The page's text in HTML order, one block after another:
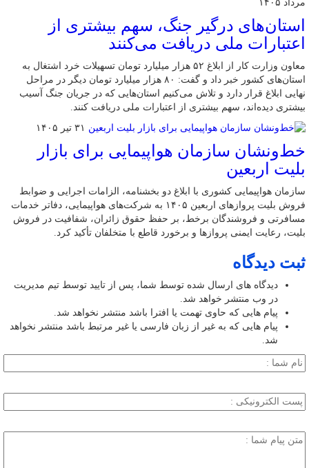
مرداد ۱۴۰۵
استان‌های درگیر جنگ، سهم بیشتری از
اعتبارات ملی دریافت می‌کنند
معاون وزارت کار از ابلاغ ۵۲ هزار میلیارد تومان تسهیلات خرد اشتغال به
استان‌های کشور خبر داد و گفت: ۸۰ هزار میلیارد تومان دیگر در مراحل
نهایی ابلاغ قرار دارد و تلاش می‌کنیم استان‌هایی که در جریان جنگ آسیب
بیشتری دیده‌اند، سهم بیشتری از اعتبارات ملی دریافت کنند.
۳۱ تیر ۱۴۰۵
خط‌ونشان سازمان هواپیمایی برای بازار
بلیت اربعین
سازمان هواپیمایی کشوری با ابلاغ دو بخشنامه، الزامات اجرایی و ضوابط
فروش بلیت پروازهای اربعین ۱۴۰۵ به شرکت‌های هواپیمایی، دفاتر خدمات
مسافرتی و فروشندگان برخط، بر حفظ حقوق زائران، شفافیت در فروش
بلیت، رعایت ایمنی پروازها و برخورد قاطع با متخلفان تأکید کرد.
ثبت دیدگاه
دیدگاه های ارسال شده توسط شما، پس از تایید توسط تیم مدیریت
در وب منتشر خواهد شد.
پیام هایی که حاوی تهمت یا افترا باشد منتشر نخواهد شد.
پیام هایی که به غیر از زبان فارسی یا غیر مرتبط باشد منتشر نخواهد
شد.